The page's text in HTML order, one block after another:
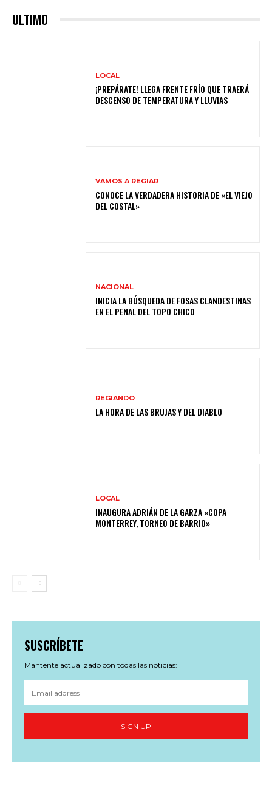
ULTIMO
LOCAL
¡PREPÁRATE! LLEGA FRENTE FRÍO QUE TRAERÁ
DESCENSO DE TEMPERATURA Y LLUVIAS
VAMOS A REGIAR
CONOCE LA VERDADERA HISTORIA DE «EL VIEJO
DEL COSTAL»
NACIONAL
INICIA LA BÚSQUEDA DE FOSAS CLANDESTINAS
EN EL PENAL DEL TOPO CHICO
REGIANDO
LA HORA DE LAS BRUJAS Y DEL DIABLO
LOCAL
INAUGURA ADRIÁN DE LA GARZA «COPA
MONTERREY, TORNEO DE BARRIO»
SUSCRÍBETE
Mantente actualizado con todas las noticias:
SIGN UP